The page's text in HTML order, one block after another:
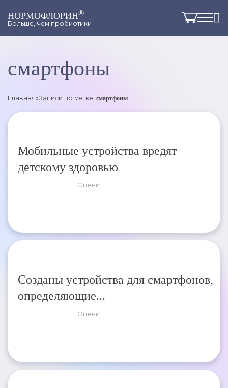
НОРМОФЛОРИН®
Больше, чем пробиотики
смартфоны
Главная»Записи по метке: смартфоны
Мобильные устройства вредят
детскому здоровью
Оцени
Созданы устройства для смартфонов,
определяющие...
Оцени